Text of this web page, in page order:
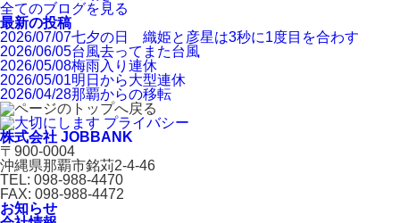
全てのブログを見る
最新の投稿
2026/07/07七夕の日 織姫と彦星は3秒に1度目を合わす
2026/06/05台風去ってまた台風
2026/05/08梅雨入り連休
2026/05/01明日から大型連休
2026/04/28那覇からの移転
株式会社 JOBBANK
〒900-0004
沖縄県那覇市銘苅2-4-46
TEL: 098-988-4470
FAX: 098-988-4472
お知らせ